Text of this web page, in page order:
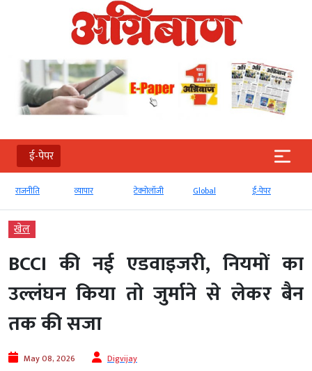
ई-पेपर
Global
खेल
BCCI की नई एडवाइजरी, नियमों का
उल्लंघन किया तो जुर्माने से लेकर बैन
तक की सजा
May 08, 2026 Digvijay